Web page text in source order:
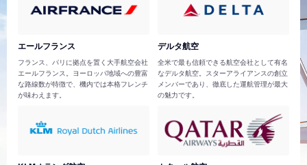
エールフランス
フランス、パリに拠点を置く大手航空会社
エールフランス。ヨーロッパ地域への豊富
な路線数が特徴で、機内では本格フレンチ
が味わえます。
デルタ航空
全米で最も信頼できる航空会社として有名
なデルタ航空。スターアライアンスの創立
メンバーであり、徹底した運航管理が最大
の魅力です。